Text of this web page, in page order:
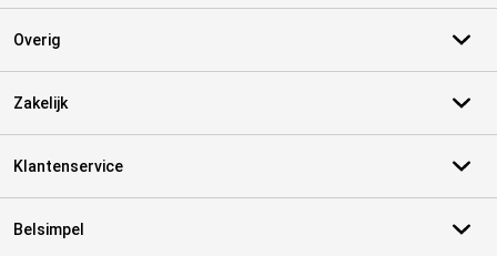
Overig
Zakelijk
Klantenservice
Belsimpel